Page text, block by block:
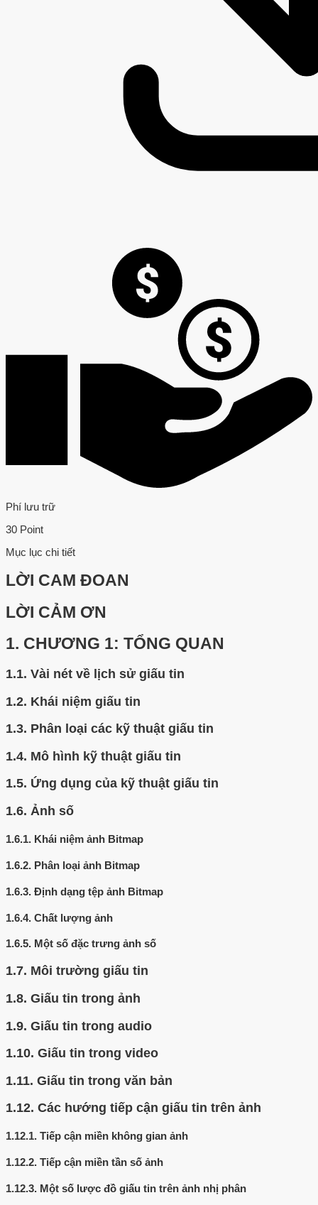
Phí lưu trữ
30 Point
Mục lục chi tiết
LỜI CAM ĐOAN
LỜI CẢM ƠN
1. CHƯƠNG 1: TỔNG QUAN
1.1. Vài nét về lịch sử giấu tin
1.2. Khái niệm giấu tin
1.3. Phân loại các kỹ thuật giấu tin
1.4. Mô hình kỹ thuật giấu tin
1.5. Ứng dụng của kỹ thuật giấu tin
1.6. Ảnh số
1.6.1. Khái niệm ảnh Bitmap
1.6.2. Phân loại ảnh Bitmap
1.6.3. Định dạng tệp ảnh Bitmap
1.6.4. Chất lượng ảnh
1.6.5. Một số đặc trưng ảnh số
1.7. Môi trường giấu tin
1.8. Giấu tin trong ảnh
1.9. Giấu tin trong audio
1.10. Giấu tin trong video
1.11. Giấu tin trong văn bản
1.12. Các hướng tiếp cận giấu tin trên ảnh
1.12.1. Tiếp cận miền không gian ảnh
1.12.2. Tiếp cận miền tần số ảnh
1.12.3. Một số lược đồ giấu tin trên ảnh nhị phân